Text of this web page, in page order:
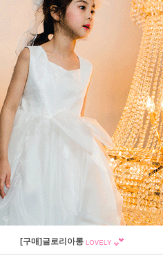
[구매]글로리아롱